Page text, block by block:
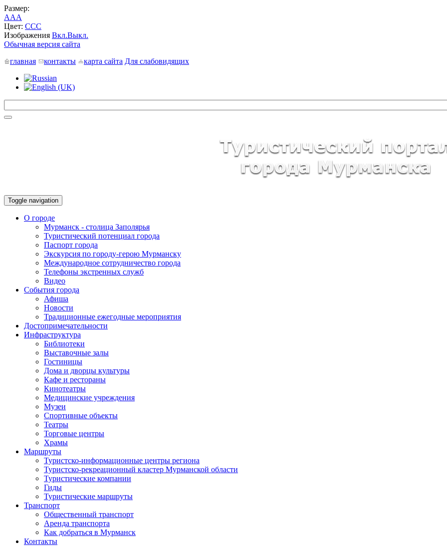
Размер:
AAA
Цвет: CCC
Изображения Вкл.Выкл.
Обычная версия сайта
главная
контакты карта сайта Для слабовидящих
Toggle navigation
О городе
Мурманск - столица Заполярья
Туристический потенциал города
Паспорт города
Экскурсия по городу-герою Мурманску
Международное сотрудничество города
Телефоны экстренных служб
Видео
События города
Афиша
Новости
Традиционные ежегодные мероприятия
Достопримечательности
Инфраструктура
Библиотеки
Выставочные залы
Гостиницы
Дома и дворцы культуры
Кафе и рестораны
Кинотеатры
Медицинские учреждения
Музеи
Спортивные объекты
Театры
Торговые центры
Храмы
Маршруты
Туристско-информационные центры региона
Туристско-рекреационный кластер Мурманской области
Туристические компании
Гиды
Туристические маршруты
Транспорт
Общественный транспорт
Аренда транспорта
Как добраться в Мурманск
Контакты